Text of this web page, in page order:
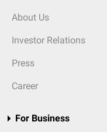
About Us
Investor Relations
Press
Career
For Business